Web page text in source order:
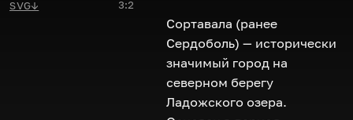
SVG↓ 3:2
Сортавала (ранее
Сердоболь) — исторически
значимый город на
северном берегу
Ладожского озера.